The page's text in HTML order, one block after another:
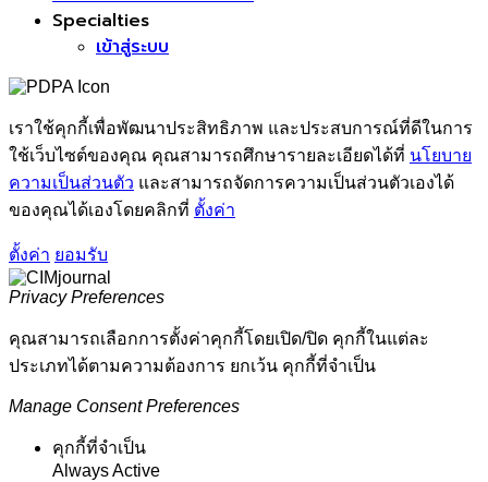
Specialties
เข้าสู่ระบบ
เราใช้คุกกี้เพื่อพัฒนาประสิทธิภาพ และประสบการณ์ที่ดีในการ
ใช้เว็บไซต์ของคุณ คุณสามารถศึกษารายละเอียดได้ที่ นโยบาย
ความเป็นส่วนตัว และสามารถจัดการความเป็นส่วนตัวเองได้
ของคุณได้เองโดยคลิกที่ ตั้งค่า
ตั้งค่า ยอมรับ
Privacy Preferences
คุณสามารถเลือกการตั้งค่าคุกกี้โดยเปิด/ปิด คุกกี้ในแต่ละ
ประเภทได้ตามความต้องการ ยกเว้น คุกกี้ที่จำเป็น
Manage Consent Preferences
คุกกี้ที่จำเป็น
Always Active